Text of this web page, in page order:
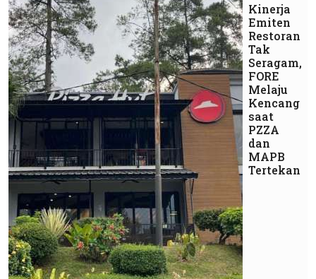
Kinerja
Emiten
Restoran
Tak
Seragam,
FORE
Melaju
Kencang
saat
PZZA
dan
MAPB
Tertekan